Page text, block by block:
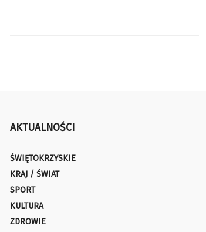
AKTUALNOŚCI
ŚWIĘTOKRZYSKIE
KRAJ / ŚWIAT
SPORT
KULTURA
ZDROWIE